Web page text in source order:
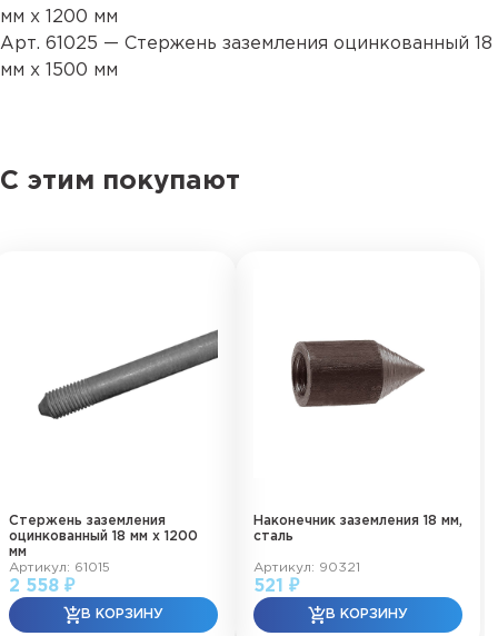
мм х 1200 мм
Арт. 61025 — Стержень заземления оцинкованный 18
мм х 1500 мм
С этим покупают
Стержень заземления
оцинкованный 18 мм х 1200
мм
Артикул: 61015
2 558 ₽
Наконечник заземления 18 мм,
сталь
Артикул: 90321
521 ₽